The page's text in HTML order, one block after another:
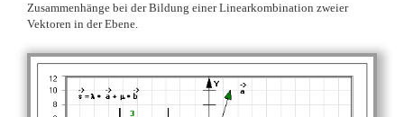
Zusammenhänge bei der Bildung einer Linearkombination zweier
Vektoren in der Ebene.